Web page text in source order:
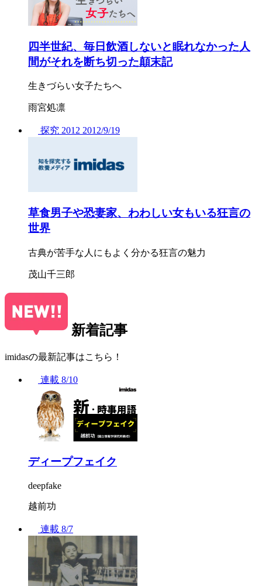
四半世紀、毎日飲酒しないと眠れなかった人
間がそれを断ち切った顛末記
生きづらい女子たちへ
雨宮処凛
探究 2012 2012/9/19
草食男子や恐妻家、わわしい女もいる狂言の
世界
古典が苦手な人にもよく分かる狂言の魅力
茂山千三郎
新着記事
imidasの最新記事はこちら！
連載 8/10
ディープフェイク
deepfake
越前功
連載 8/7